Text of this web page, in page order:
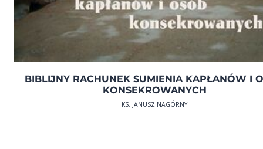
BIBLIJNY RACHUNEK SUMIENIA KAPŁANÓW I
KONSEKROWANYCH
KS. JANUSZ NAGÓRNY